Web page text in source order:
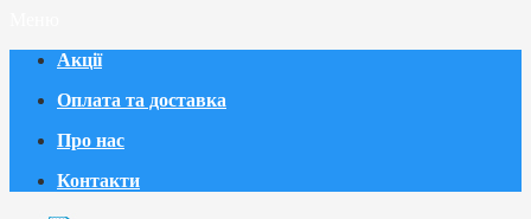
Акції
Оплата та доставка
Про нас
Контакти